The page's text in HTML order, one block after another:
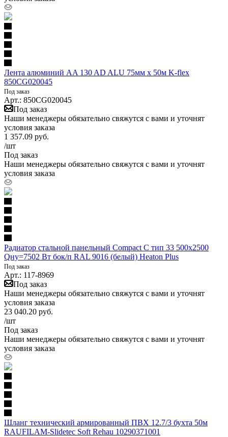
Лента алюминий AA 130 AD ALU 75мм х 50м K-flex
850CG020045
Под заказ
Арт.: 850CG020045
Под заказ
Наши менеджеры обязательно свяжутся с вами и уточнят
условия заказа
1 357.09 руб.
/шт
Под заказ
Наши менеджеры обязательно свяжутся с вами и уточнят
условия заказа
Радиатор стальной панельный Compact C тип 33 500х2500
Qну=7502 Вт бок/п RAL 9016 (белый) Heaton Plus
Под заказ
Арт.: 117-8969
Под заказ
Наши менеджеры обязательно свяжутся с вами и уточнят
условия заказа
23 040.20 руб.
/шт
Под заказ
Наши менеджеры обязательно свяжутся с вами и уточнят
условия заказа
Шланг технический армированный ПВХ 12.7/3 бухта 50м
RAUFILAM-Slidetec Soft Rehau 10290371001